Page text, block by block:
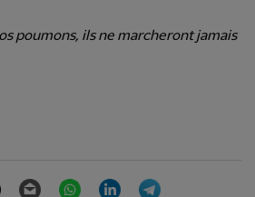
poumons, ils ne marcheront jamais
Twitter Email WhatsAppLinkedIn